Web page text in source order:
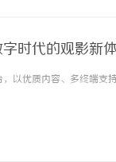
时代的观影新
以优质内容、多终端支